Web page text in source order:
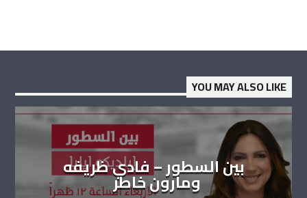
YOU MAY ALSO LIKE
بين السطور – فادي ظريفه
ومارون خاطر